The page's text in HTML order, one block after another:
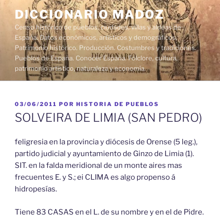
contenido
DICCIONARIO MADOZ
Censo histórico de pueblos, ciudades, villas y aldeas de
España. Datos económicos, artísticos y demográficos.
Patrimonio histórico. Producción. Costumbres y tradiciones.
Pueblos de España. Conocer España. Folclore, cultura,
patrimonio artístico, naturaleza y economía.
PUBLICADO
EL
03/06/2011 POR HISTORIA DE PUEBLOS
SOLVEIRA DE LIMIA (SAN PEDRO)
feligresia en la provincia y diócesis de Orense (5 leg.),
partido judicial y ayuntamiento de Ginzo de Limia (1).
SIT. en la falda meridional de un monte aires mas
frecuentes E. y S.; ei CLIMA es algo propenso á
hidropesías.
Tiene 83 CASAS en el L. de su nombre y en el de Pidre.